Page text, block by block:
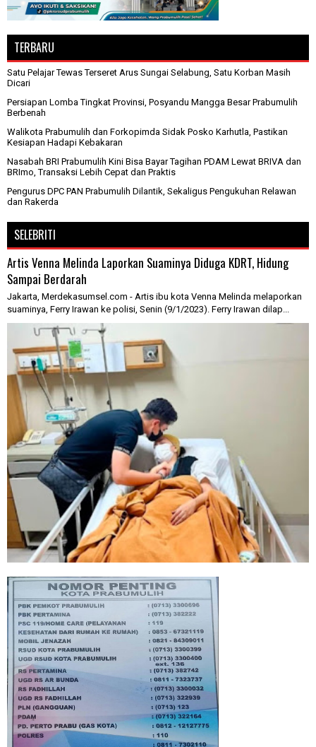
TERBARU
Satu Pelajar Tewas Terseret Arus Sungai Selabung, Satu Korban Masih
Dicari
Persiapan Lomba Tingkat Provinsi, Posyandu Mangga Besar Prabumulih
Berbenah
Walikota Prabumulih dan Forkopimda Sidak Posko Karhutla, Pastikan
Kesiapan Hadapi Kebakaran
Nasabah BRI Prabumulih Kini Bisa Bayar Tagihan PDAM Lewat BRIVA dan
BRImo, Transaksi Lebih Cepat dan Praktis
Pengurus DPC PAN Prabumulih Dilantik, Sekaligus Pengukuhan Relawan
dan Rakerda
SELEBRITI
Artis Venna Melinda Laporkan Suaminya Diduga KDRT, Hidung
Sampai Berdarah
Jakarta, Merdekasumsel.com - Artis ibu kota Venna Melinda melaporkan
suaminya, Ferry Irawan ke polisi, Senin (9/1/2023). Ferry Irawan dilap...